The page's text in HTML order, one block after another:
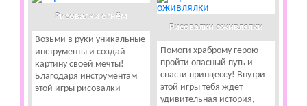
Рисовалки огнём
Возьми в руки уникальные
инструменты и создай
картину своей мечты!
Благодаря инструментам
этой игры рисовалки
Рисовалки оживлялки
Помоги храброму герою
пройти опасный путь и
спасти принцессу! Внутри
этой игры тебя ждет
удивительная история,